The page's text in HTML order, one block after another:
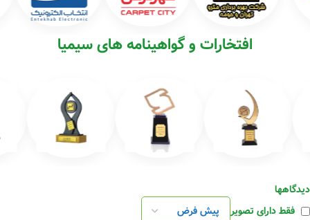
افتخارات و گواهینامه های سیمیا
دیدگاهها
فقط دارای تصویر